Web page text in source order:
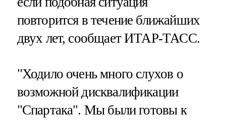
повторится в течение ближайших
двух лет, сообщает ИТАР-ТАСС.
"Ходило очень много слухов о
возможной дисквалификации
"Спартака". Мы были готовы к